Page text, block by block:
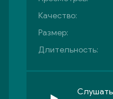
Качество:
Размер:
Длительность: